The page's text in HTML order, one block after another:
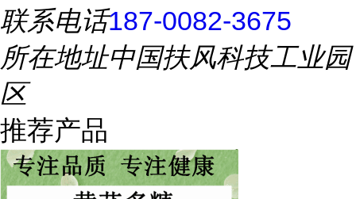
联系电话187-0082-3675
所在地址中国扶风科技工业园
区
推荐产品